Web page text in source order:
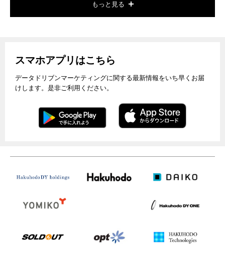
もっと見る
スマホアプリはこちら
データドリブンマーケティングに関する最新情報をいち早くお届
けします。是非ご利用ください。